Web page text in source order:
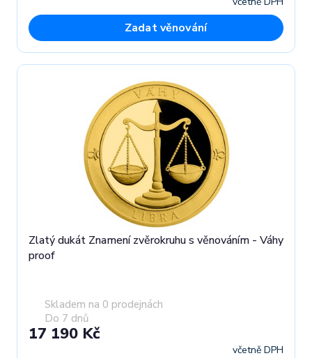
Zadat věnování
Zlatý dukát Znamení zvěrokruhu s věnováním - Váhy
proof
Skladem na 0 prodejnách
Do 7 dnů
17 190 Kč
včetně DPH